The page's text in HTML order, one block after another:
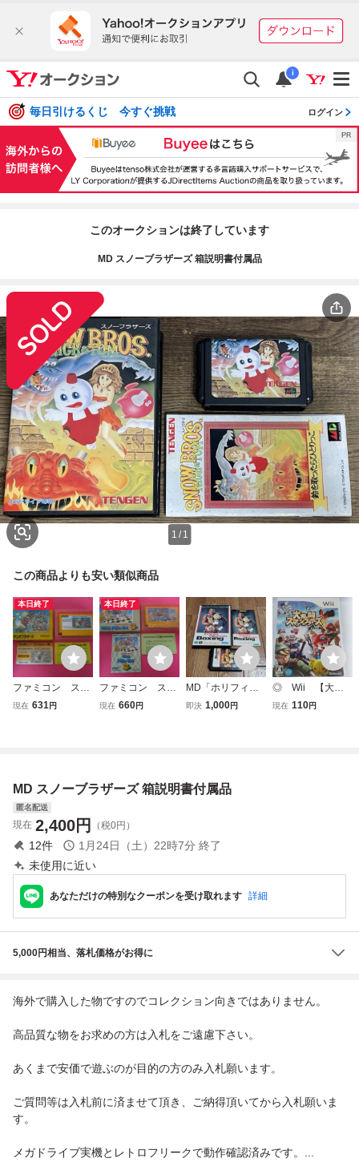
i
毎日引けるくじ 今すぐ挑戦 ログイン
このオークションは終了しています
MD スノーブラザーズ 箱説明書付属品
1 / 1
この商品よりも安い類似商品
本日終了
ファミコン スー
パーマリオブラザ
現在 631円
本日終了
ファミコン スー
パーマリオブラザ
現在 660円
MD「ホリフィー
ルド ボクシング」
即決 1,000円
◎ Wii 【大乱
闘スマッシュブラ
現在 110円
MD スノーブラザーズ 箱説明書付属品
匿名配送
現在 2,400円 （税0円）
12件 1月24日（土）22時7分 終了
未使用に近い
あなただけの特別なクーポンを受け取れます 詳細
5,000円相当、落札価格がお得に
海外で購入した物ですのでコレクション向きではありません。
高品質な物をお求めの方は入札をご遠慮下さい。
あくまで安価で遊ぶのが目的の方のみ入札願います。
ご質問等は入札前に済ませて頂き、ご納得頂いてから入札願いま
す。
メガドライブ実機とレトロフリークで動作確認済みです。...